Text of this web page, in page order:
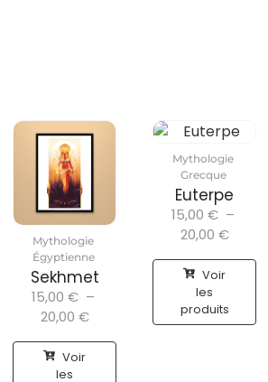
Mythologie
Égyptienne
Sekhmet
15,00 € –
20,00 €
Voir
les
Mythologie
Grecque
Euterpe
15,00 € –
20,00 €
Voir
les
produits